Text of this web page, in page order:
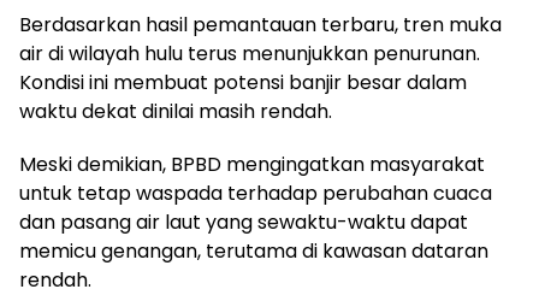
Berdasarkan hasil pemantauan terbaru, tren muka
air di wilayah hulu terus menunjukkan penurunan.
Kondisi ini membuat potensi banjir besar dalam
waktu dekat dinilai masih rendah.
Meski demikian, BPBD mengingatkan masyarakat
untuk tetap waspada terhadap perubahan cuaca
dan pasang air laut yang sewaktu-waktu dapat
memicu genangan, terutama di kawasan dataran
rendah.